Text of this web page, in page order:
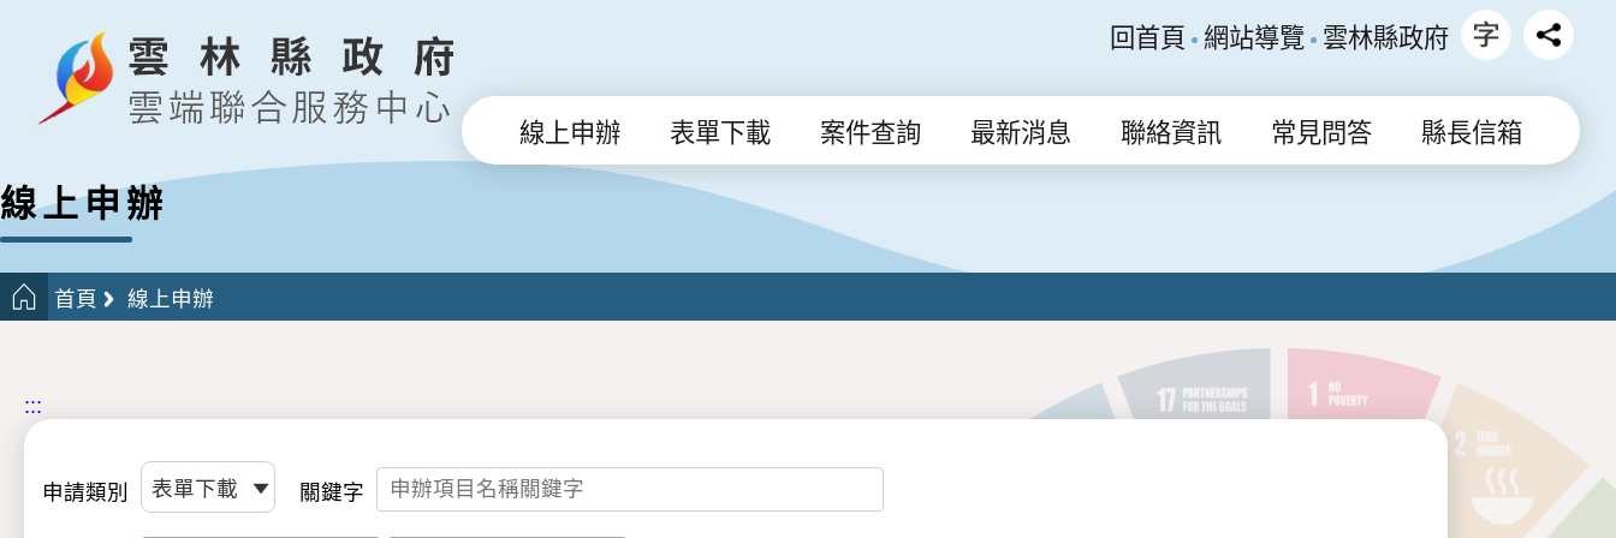
回首頁 網站導覽 雲林縣政府
線上申辦 表單下載 案件查詢 最新消息 聯絡資訊 常見問答 縣長信箱
線上申辦
首頁 線上申辦
:::
申請類別 關鍵字